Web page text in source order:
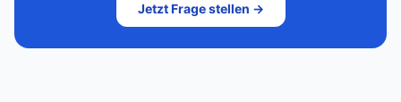
Jetzt Frage stellen →